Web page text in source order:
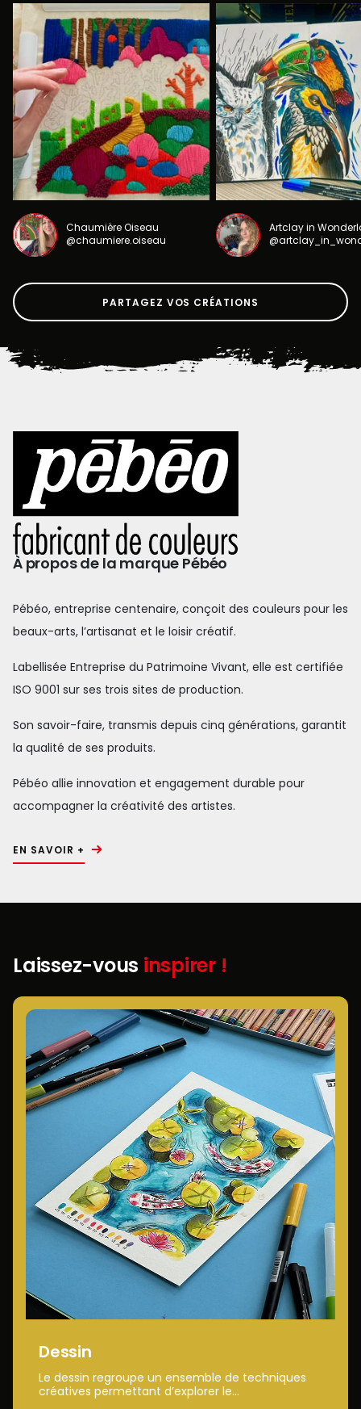
Chaumière Oiseau
@chaumiere.oiseau
Artclay in
PARTAGEZ VOS CRÉATIONS
À propos de la marque Pébéo
Pébéo, entreprise centenaire, conçoit des couleurs pour les
beaux-arts, l’artisanat et le loisir créatif.
Labellisée Entreprise du Patrimoine Vivant, elle est certifiée
ISO 9001 sur ses trois sites de production.
Son savoir-faire, transmis depuis cinq générations, garantit
la qualité de ses produits.
Pébéo allie innovation et engagement durable pour
accompagner la créativité des artistes.
EN SAVOIR +
Laissez-vous inspirer !
Dessin
Le dessin regroupe un ensemble de techniques
créatives permettant d’explorer le...